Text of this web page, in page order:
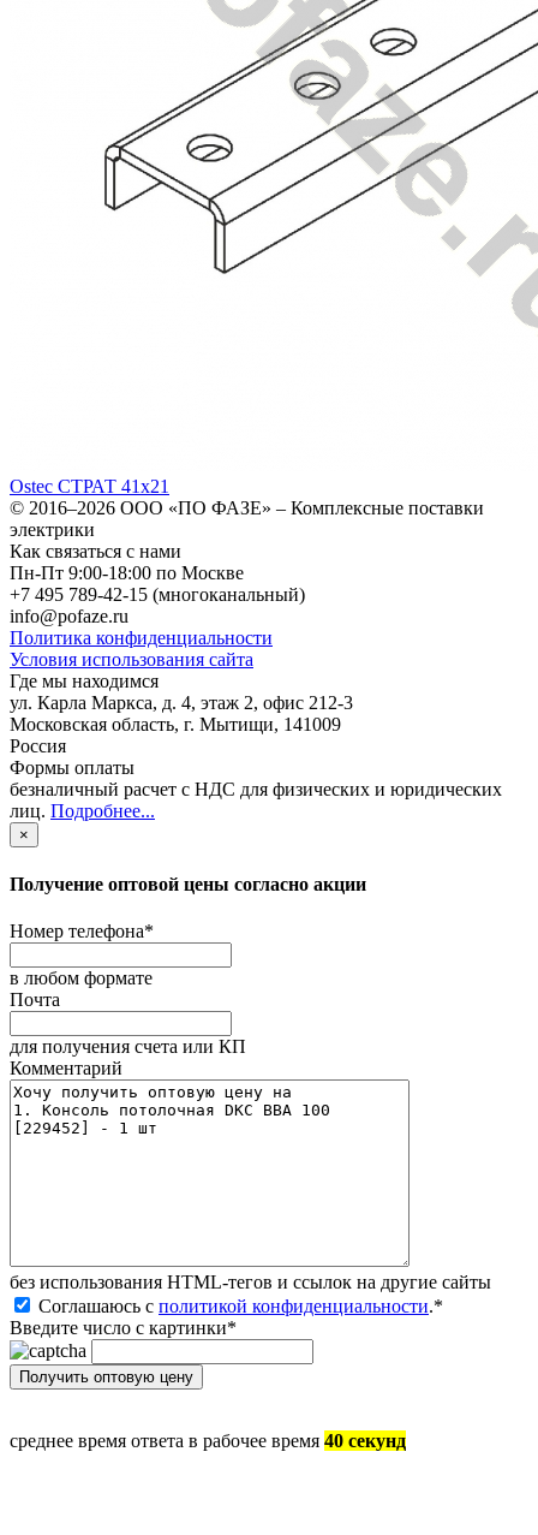
Ostec СТРАТ 41х21
© 2016–2026 ООО «ПО ФАЗЕ» – Комплексные поставки
электрики
Как связаться с нами
Пн-Пт 9:00-18:00 по Москве
+7 495 789-42-15 (многоканальный)
info@pofaze.ru
Политика конфиденциальности
Условия использования сайта
Где мы находимся
ул. Карла Маркса, д. 4, этаж 2, офис 212-3
Московская область, г. Мытищи, 141009
Россия
Формы оплаты
безналичный расчет с НДС для физических и юридических
лиц. Подробнее...
×
Получение оптовой цены согласно акции
Номер телефона*
в любом формате
Почта
для получения счета или КП
Комментарий
без иcпользования HTML-тегов и ссылок на другие сайты
Соглашаюсь с политикой конфиденциальности.*
Введите число с картинки*
среднее время ответа в рабочее время 40 секунд